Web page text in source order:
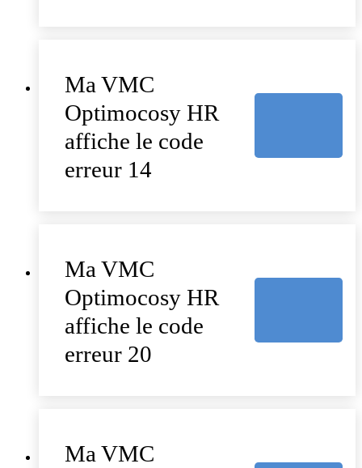
Ma VMC
Optimocosy HR
affiche le code
erreur 14
Ma VMC
Optimocosy HR
affiche le code
erreur 20
Ma VMC